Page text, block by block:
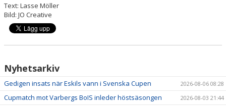
Text: Lasse Möller
Bild: JO Creative
Nyhetsarkiv
Gedigen insats när Eskils vann i Svenska Cupen 2026-08-06 08:28
Cupmatch mot Varbergs BoIS inleder höstsäsongen 2026-08-03 21:44